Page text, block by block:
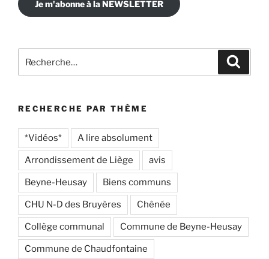
Je m'abonne à la NEWSLETTER
pour
RECHERCHE PAR THÈME
*Vidéos* A lire absolument
Arrondissement de Liège avis
Beyne-Heusay Biens communs
CHU N-D des Bruyères Chênée
Collège communal Commune de Beyne-Heusay
Commune de Chaudfontaine